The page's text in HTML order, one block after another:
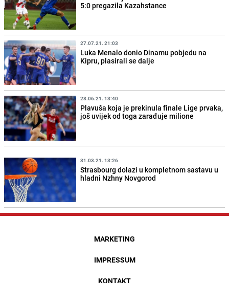
5:0 pregazila Kazahstance
27.07.21. 21:03
Luka Menalo donio Dinamu pobjedu na
Kipru, plasirali se dalje
28.06.21. 13:40
Plavuša koja je prekinula finale Lige prvaka,
još uvijek od toga zarađuje milione
31.03.21. 13:26
Strasbourg dolazi u kompletnom sastavu u
hladni Nzhny Novgorod
MARKETING
IMPRESSUM
KONTAKT